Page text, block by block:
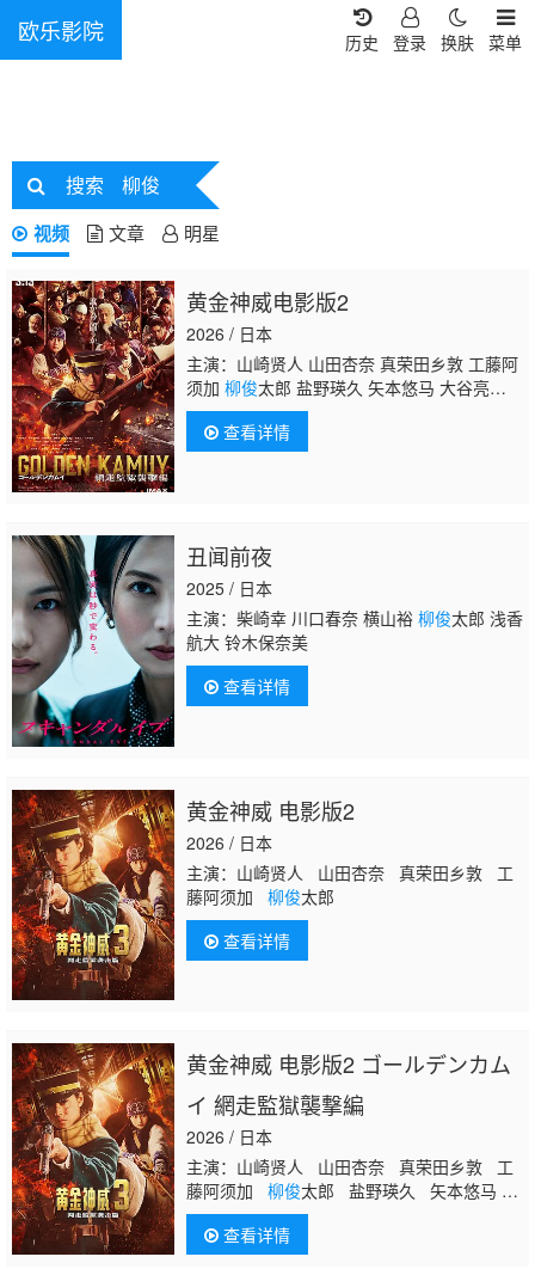
欧乐影院 菜单
换肤
登录
历史
搜索 柳俊
视频 文章 明星
黄金神威电影版2
2026 / 日本
主演：山崎贤人 山田杏奈 真荣田乡敦 工藤阿
须加 柳俊太郎 盐野瑛久 矢本悠马 大谷亮
平 高桥玛莉润 樱井由纪 胜矢 中川大志 北村
一辉 池内博之 木场胜己 井浦新 玉木宏 馆博
查看详情
丑闻前夜
2025 / 日本
主演：柴崎幸 川口春奈 横山裕 柳俊太郎 浅香
航大 铃木保奈美
查看详情
黄金神威 电影版2
2026 / 日本
主演：山崎贤人 山田杏奈 真荣田乡敦 工
藤阿须加 柳俊太郎
查看详情
黄金神威 电影版2 ゴールデンカム
イ 網走監獄襲撃編
2026 / 日本
主演：山崎贤人 山田杏奈 真荣田乡敦 工
藤阿须加 柳俊太郎 盐野瑛久 矢本悠马
大谷亮平 高桥玛莉润 樱井由纪 胜矢 中
川大志 北村一辉 池内博之 木场胜己 井
浦新 玉木宏 馆博
查看详情